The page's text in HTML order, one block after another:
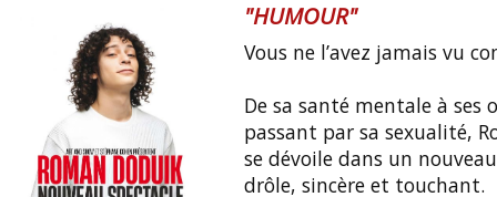
"HUMOUR"
Vous ne l’avez jamais vu
De sa santé mentale à ses
passant par sa sexualité,
se dévoile dans un
drôle, sincère et touchant.